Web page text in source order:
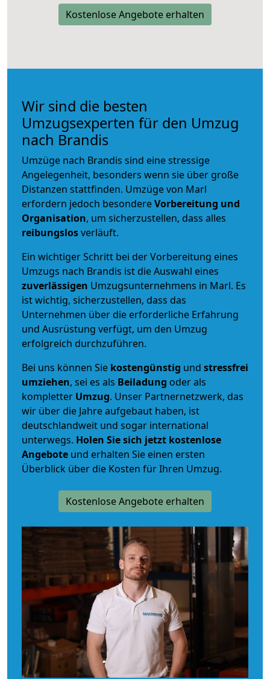
Kostenlose Angebote erhalten
Wir sind die besten
Umzugsexperten für den Umzug
nach Brandis
Umzüge nach Brandis sind eine stressige
Angelegenheit, besonders wenn sie über große
Distanzen stattfinden. Umzüge von Marl
erfordern jedoch besondereVorbereitung und
Organisation, um sicherzustellen, dass alles
reibungslosverläuft.
Ein wichtiger Schritt bei der Vorbereitung eines
Umzugs nach Brandis ist die Auswahl eines
zuverlässigen Umzugsunternehmens in Marl. Es
ist wichtig, sicherzustellen, dass das
Unternehmen über die erforderliche Erfahrung
und Ausrüstung verfügt, um den Umzug
erfolgreich durchzuführen.
Bei uns können Sie kostengünstig und stressfrei
umziehen, sei es als Beiladung oder als
kompletter Umzug. Unser Partnernetzwerk, das
wir über die Jahre aufgebaut haben, ist
deutschlandweit und sogar international
unterwegs. Holen Sie sich jetzt kostenlose
Angebote und erhalten Sie einen ersten
Überblick über die Kosten für Ihren Umzug.
Kostenlose Angebote erhalten